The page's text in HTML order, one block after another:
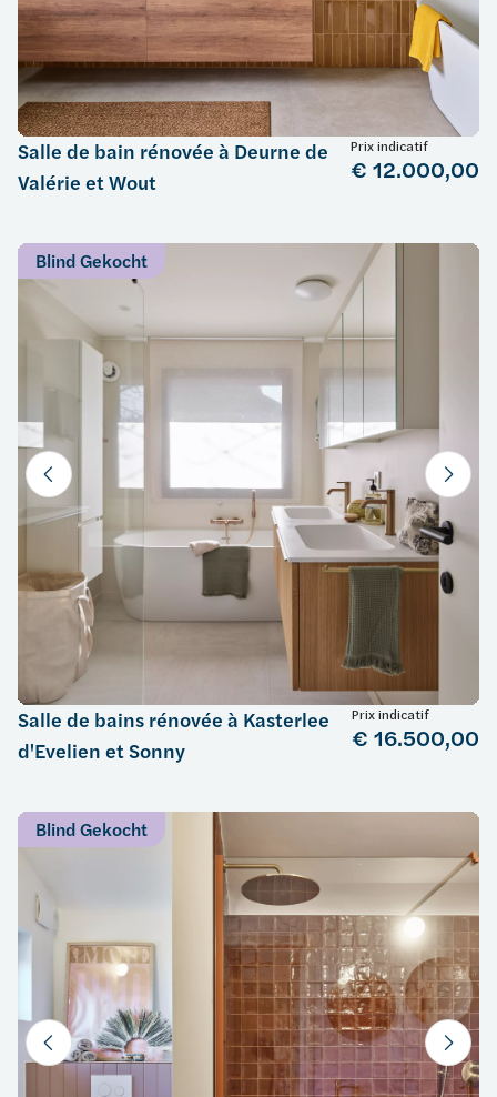
Salle de bain rénovée à Deurne de
Valérie et Wout
Prix indicatif
€ 12.000,00
Blind Gekocht
Salle de bains rénovée à Kasterlee
d'Evelien et Sonny
Prix indicatif
€ 16.500,00
Blind Gekocht